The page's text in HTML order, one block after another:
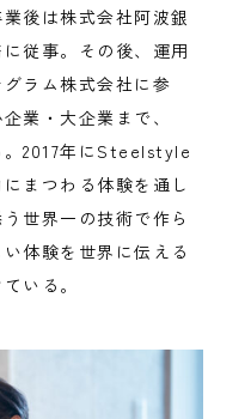
後は株式会社阿波銀
従事。その後、運用
ラム株式会社に参
業・大企業まで、
。2017年にSteelstyle
まつわる体験を通し
世界一の技術で作ら
体験を世界に伝える
いる。